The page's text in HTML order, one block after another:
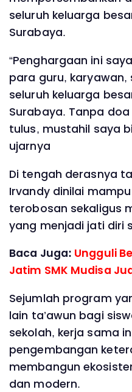
seluruh keluarga
Surabaya.
“Penghargaan ini
para guru,
seluruh keluarga
Surabaya. Tanpa
tulus, mustahil saya
ujarnya
Di tengah derasnya
Irvandy dinilai
terobosan sekaligus
yang menjadi jati diri
Baca Juga: Ungguli
Jatim SMK Mudisa
Sejumlah program
lain ta’awun bagi
sekolah, kerja sama
pengembangan
membangun
dan modern.